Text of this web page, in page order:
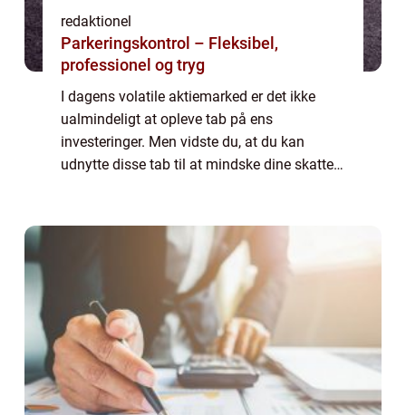
redaktionel
Parkeringskontrol – Fleksibel,
professionel og tryg
I dagens volatile aktiemarked er det ikke
ualmindeligt at opleve tab på ens
investeringer. Men vidste du, at du kan
udnytte disse tab til at mindske dine skatter?